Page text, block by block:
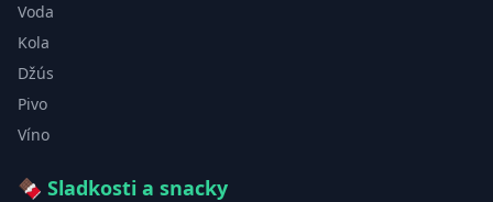
Voda
Kola
Džús
Pivo
Víno
🍫 Sladkosti a snacky